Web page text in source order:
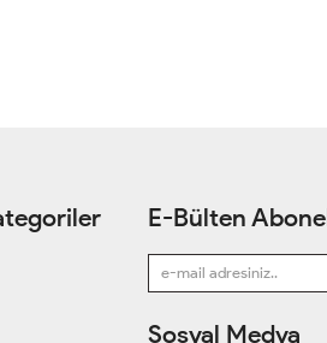
E-Bülten
Sosyal Medya